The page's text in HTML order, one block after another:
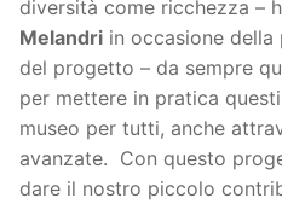
diversità come ricchezza –
Melandri in occasione
del progetto – da sempre
per mettere in pratica
museo per tutti, anche
avanzate. Con questo
dare il nostro piccolo